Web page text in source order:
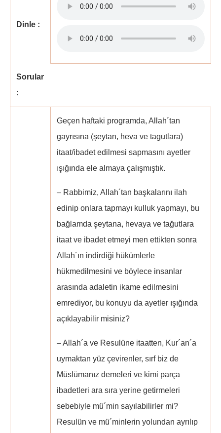
Dinle :
Sorular
:
Geçen haftaki programda, Allah´tan
gayrısına (şeytan, heva ve tagutlara)
itaat/ibadet edilmesi sapmasını ayetler
ışığında ele almaya çalışmıştık.
– Rabbimiz, Allah´tan başkalarını ilah
edinip onlara tapmayı kulluk yapmayı, bu
bağlamda şeytana, hevaya ve tağutlara
itaat ve ibadet etmeyi men ettikten sonra
Allah´ın indirdiği hükümlerle
hükmedilmesini ve böylece insanlar
arasında adaletin ikame edilmesini
emrediyor, bu konuyu da ayetler ışığında
açıklayabilir misiniz?
– Allah´a ve Resulüne itaatten, Kur´an´a
uymaktan yüz çevirenler, sırf biz de
Müslümanız demeleri ve kimi parça
ibadetleri ara sıra yerine getirmeleri
sebebiyle mü´min sayılabilirler mi?
Resulün ve mü´minlerin yolundan ayrılıp